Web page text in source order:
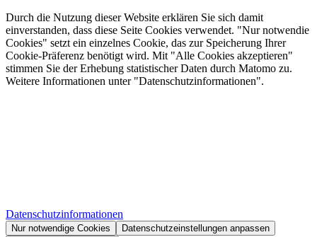
Durch die Nutzung dieser Website erklären Sie sich damit
einverstanden, dass diese Seite Cookies verwendet. "Nur notwendie
Cookies" setzt ein einzelnes Cookie, das zur Speicherung Ihrer
Cookie-Präferenz benötigt wird. Mit "Alle Cookies akzeptieren"
stimmen Sie der Erhebung statistischer Daten durch Matomo zu.
Weitere Informationen unter "Datenschutzinformationen".
Datenschutzinformationen
Nur notwendige Cookies
Datenschutzeinstellungen anpassen